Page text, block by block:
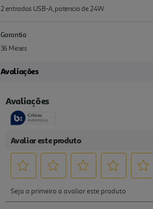
2 entradas USB-A, potencia de 24W
Garantia
36 Meses
Avaliações